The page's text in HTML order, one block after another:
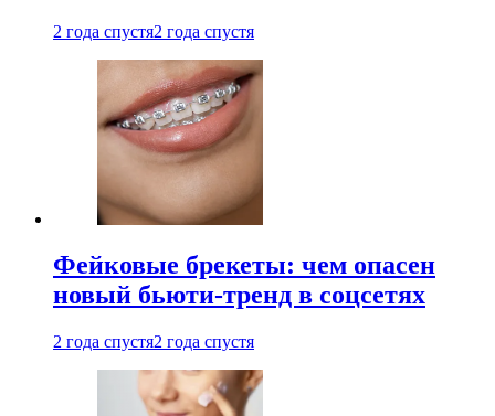
2 года спустя2 года спустя
Фейковые брекеты: чем опасен
новый бьюти-тренд в соцсетях
2 года спустя2 года спустя